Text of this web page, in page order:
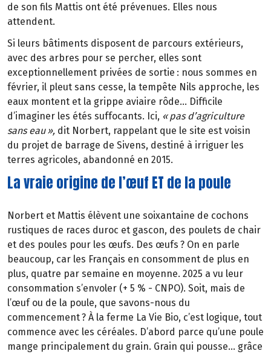
de son fils Mattis ont été prévenues. Elles nous
attendent.
Si leurs bâtiments disposent de parcours extérieurs,
avec des arbres pour se percher, elles sont
exceptionnellement privées de sortie : nous sommes en
février, il pleut sans cesse, la tempête Nils approche, les
eaux montent et la grippe aviaire rôde… Difficile
d’imaginer les étés suffocants. Ici, « pas d’agriculture
sans eau », dit Norbert, rappelant que le site est voisin
du projet de barrage de Sivens, destiné à irriguer les
terres agricoles, abandonné en 2015.
La vraie origine de l’œuf ET de la poule
Norbert et Mattis élèvent une soixantaine de cochons
rustiques de races duroc et gascon, des poulets de chair
et des poules pour les œufs. Des œufs ? On en parle
beaucoup, car les Français en consomment de plus en
plus, quatre par semaine en moyenne. 2025 a vu leur
consommation s’envoler (+ 5 % - CNPO). Soit, mais de
l’œuf ou de la poule, que savons-nous du
commencement? À la ferme La Vie Bio, c’est logique, tout
commence avec les céréales. D’abord parce qu’une poule
mange principalement du grain. Grain qui pousse… grâce